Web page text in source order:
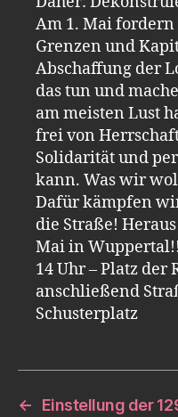
Am 1. Mai
Grenzen und
Abschaffung der
das tun und
am meisten Lust
frei von
Solidarität und
kann. Was wir
Dafür kämpfen
die Straße!
Mai in Wuppertal!!
14 Uhr – Platz der
anschließend
Schusterplatz
←
Einstellung der